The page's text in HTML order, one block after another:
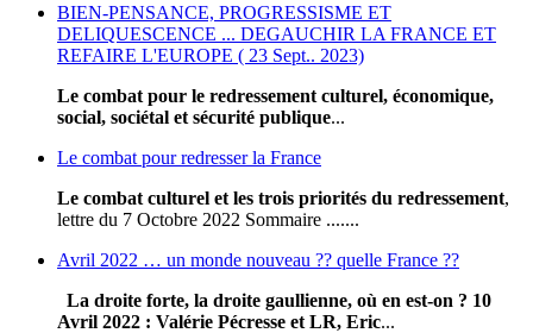
BIEN-PENSANCE, PROGRESSISME ET
DELIQUESCENCE ... DEGAUCHIR LA FRANCE ET
REFAIRE L'EUROPE ( 23 Sept.. 2023)
Le combat pour le redressement culturel, économique,
social, sociétal et sécurité publique...
Le combat pour redresser la France
Le combat culturel et les trois priorités du redressement,
lettre du 7 Octobre 2022 Sommaire .......
Avril 2022 … un monde nouveau ?? quelle France ??
La droite forte, la droite gaullienne, où en est-on ? 10
Avril 2022 : Valérie Pécresse et LR, Eric...